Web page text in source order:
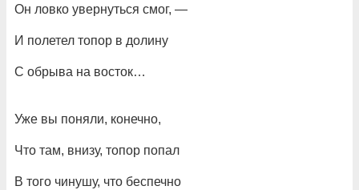
Он ловко увернуться смог, —
И полетел топор в долину
С обрыва на восток…
Уже вы поняли, конечно,
Что там, внизу, топор попал
В того чинушу, что беспечно